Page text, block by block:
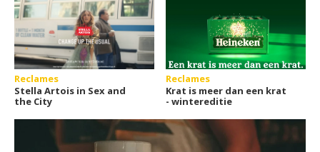
Reclames
Stella Artois in Sex and
the City
Reclames
Krat is meer dan een krat
- wintereditie